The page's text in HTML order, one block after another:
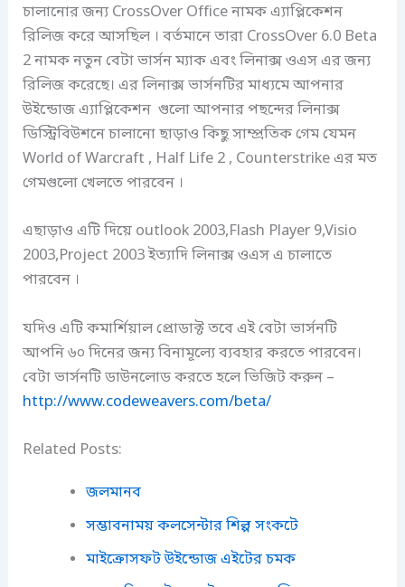
চালানোর জন্য CrossOver Office নামক এ্যাপ্লিকেশন
রিলিজ করে আসছিল । বর্তমানে তারা CrossOver 6.0 Beta
2 নামক নতুন বেটা ভার্সন ম্যাক এবং লিনাক্স ওএস এর জন্য
রিলিজ করেছে। এর লিনাক্স ভার্সনটির মাধ্যমে আপনার
উইন্ডোজ এ্যাপ্লিকেশন গুলো আপনার পছন্দের লিনাক্স
ডিস্ট্রিবিউশনে চালানো ছাড়াও কিছু সাম্প্রতিক গেম যেমন
World of Warcraft , Half Life 2 , Counterstrike এর মত
গেমগুলো খেলতে পারবেন ।
এছাড়াও এটি দিয়ে outlook 2003,Flash Player 9,Visio
2003,Project 2003 ইত্যাদি লিনাক্স ওএস এ চালাতে
পারবেন ।
যদিও এটি কমার্শিয়াল প্রোডাক্ট তবে এই বেটা ভার্সনটি
আপনি ৬০ দিনের জন্য বিনামূল্যে ব্যবহার করতে পারবেন।
বেটা ভার্সনটি ডাউনলোড করতে হলে ভিজিট করুন –
http://www.codeweavers.com/beta/
Related Posts:
জলমানব
সম্ভাবনাময় কলসেন্টার শিল্প সংকটে
মাইক্রোসফট উইন্ডোজ এইটের চমক